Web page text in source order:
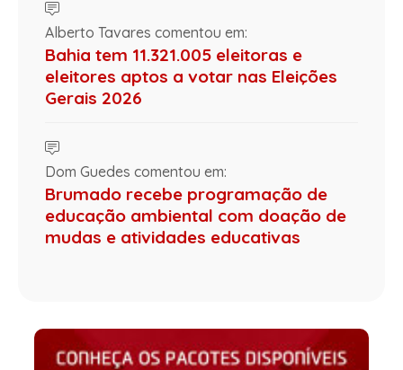
Alberto Tavares comentou em:
Bahia tem 11.321.005 eleitoras e
eleitores aptos a votar nas Eleições
Gerais 2026
Dom Guedes comentou em:
Brumado recebe programação de
educação ambiental com doação de
mudas e atividades educativas